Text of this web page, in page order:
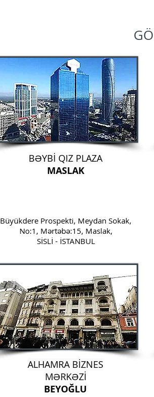
BƏYBİ QIZ PLAZA
MASLAK
Büyükdere Prospekti, Meydan Sokak,
No:1, Mərtəbə:15, Maslak,
SİSLİ - İSTANBUL
ALHAMRA BİZNES
MƏRKƏZİ
BEYOĞLU